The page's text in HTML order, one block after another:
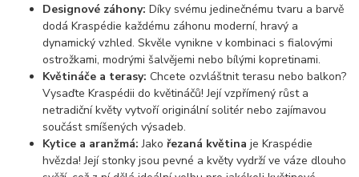
Designové záhony: Díky svému jedinečnému tvaru a barvě
dodá Kraspédie každému záhonu moderní, hravý a
dynamický vzhled. Skvěle vynikne v kombinaci s fialovými
ostrožkami, modrými šalvějemi nebo bílými kopretinami.
Květináče a terasy: Chcete ozvláštnit terasu nebo balkon?
Vysaďte Kraspédii do květináčů! Její vzpřímený růst a
netradiční květy vytvoří originální solitér nebo zajímavou
součást smíšených výsadeb.
Kytice a aranžmá: Jako řezaná květina je Kraspédie
hvězda! Její stonky jsou pevné a květy vydrží ve váze dlouho